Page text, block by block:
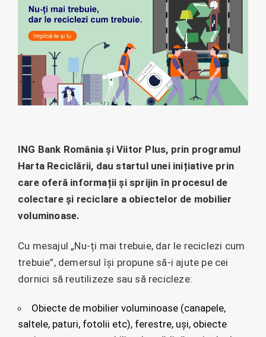
ING Bank România și Viitor Plus, prin programul
Harta Reciclării, dau startul unei inițiative prin
care oferă informații și sprijin în procesul de
colectare și reciclare a obiectelor de mobilier
voluminoase.
Cu mesajul „Nu-ți mai trebuie, dar le reciclezi cum
trebuie”, demersul își propune să-i ajute pe cei
dornici să reutilizeze sau să recicleze:
Obiecte de mobilier voluminoase (canapele,
saltele, paturi, fotolii etc), ferestre, uși, obiecte